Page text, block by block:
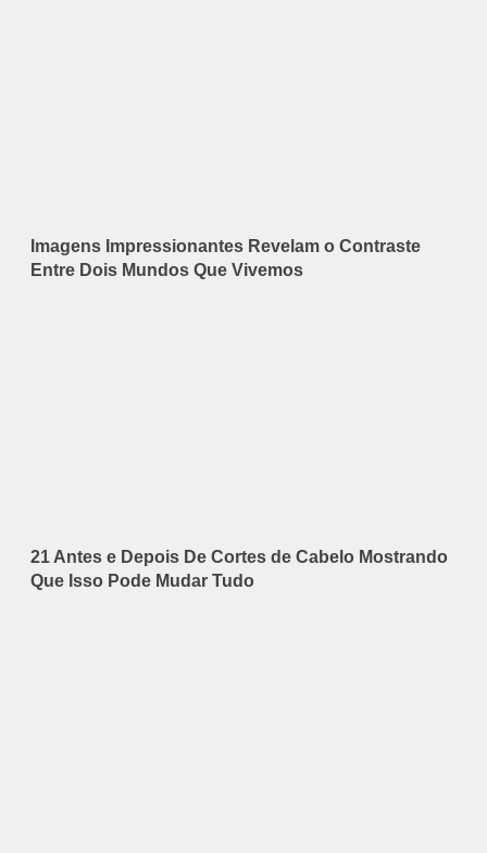
Imagens Impressionantes Revelam o Contraste
Entre Dois Mundos Que Vivemos
21 Antes e Depois De Cortes de Cabelo Mostrando
Que Isso Pode Mudar Tudo